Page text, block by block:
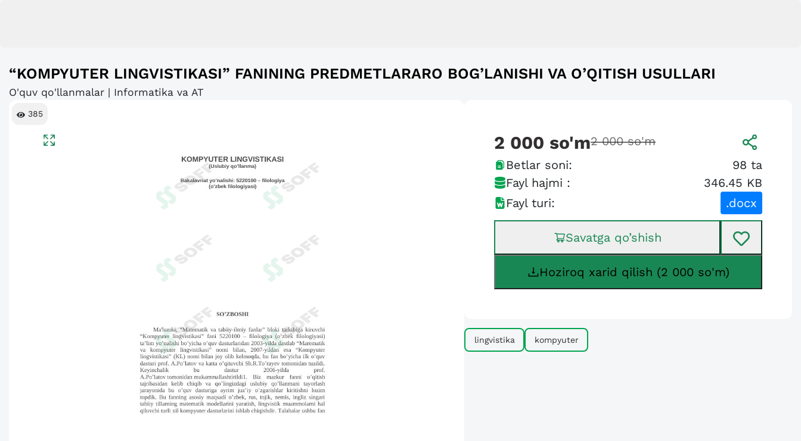
“KOMPYUTER LINGVISTIKASI” FANINING PREDMETLARARO BOG’LANISHI VA O’QITISH USULLARI
O'quv qo'llanmalar | Informatika va AT
385
2 000 so'm2 000 so'm
Betlar soni:
98 ta
Fayl hajmi :
346.45 KB
Fayl turi:
.docx
Savatga qo’shish
Hoziroq xarid qilish (2 000 so'm)
lingvistika kompyuter